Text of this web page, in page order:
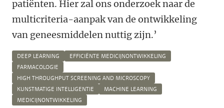
patiënten. Hier zal ons onderzoek naar de
multicriteria-aanpak van de ontwikkeling
van geneesmiddelen nuttig zijn.’
DEEP LEARNING
EFFICIËNTE MEDICIJNONTWIKKELING
FARMACOLOGIE
HIGH THROUGHPUT SCREENING AND MICROSCOPY
KUNSTMATIGE INTELLIGENTIE
MACHINE LEARNING
MEDICIJNONTWIKKELING